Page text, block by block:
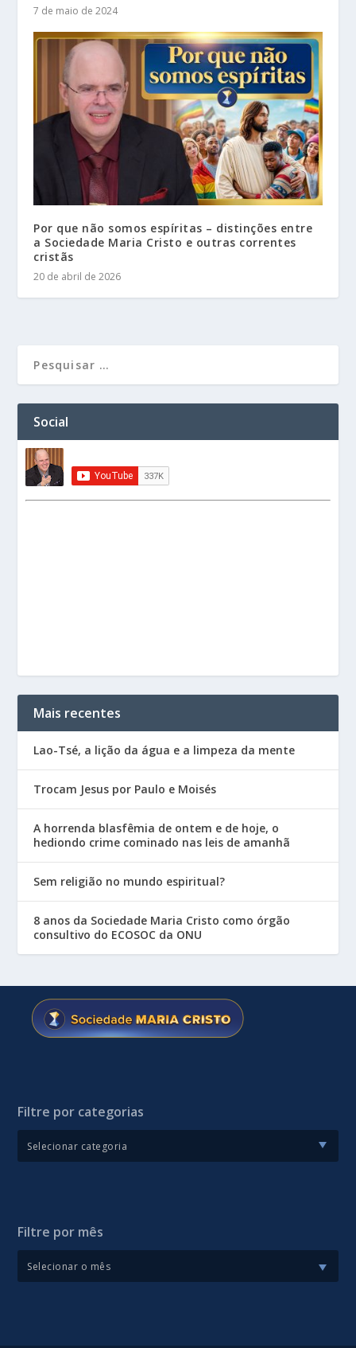
7 de maio de 2024
Por que não somos espíritas – distinções entre
a Sociedade Maria Cristo e outras correntes
cristãs
20 de abril de 2026
Social
Mais recentes
Lao-Tsé, a lição da água e a limpeza da mente
Trocam Jesus por Paulo e Moisés
A horrenda blasfêmia de ontem e de hoje, o
hediondo crime cominado nas leis de amanhã
Sem religião no mundo espiritual?
8 anos da Sociedade Maria Cristo como órgão
consultivo do ECOSOC da ONU
Filtre por categorias
Filtre por mês